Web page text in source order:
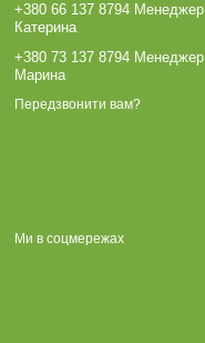
+380 66 137 8794 Менеджер
Катерина
+380 73 137 8794 Менеджер
Марина
Передзвонити вам?
Ми в соцмережах